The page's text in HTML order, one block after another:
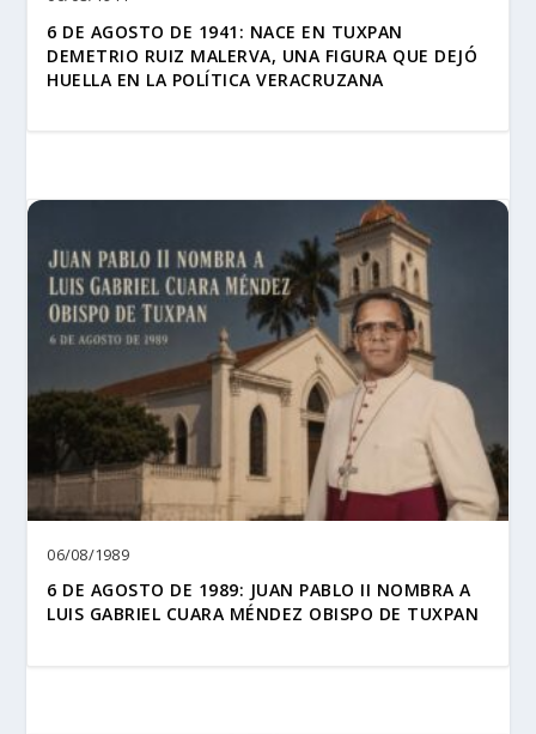
6 DE AGOSTO DE 1941: NACE EN TUXPAN
DEMETRIO RUIZ MALERVA, UNA FIGURA QUE DEJÓ
HUELLA EN LA POLÍTICA VERACRUZANA
06/08/1989
6 DE AGOSTO DE 1989: JUAN PABLO II NOMBRA A
LUIS GABRIEL CUARA MÉNDEZ OBISPO DE TUXPAN